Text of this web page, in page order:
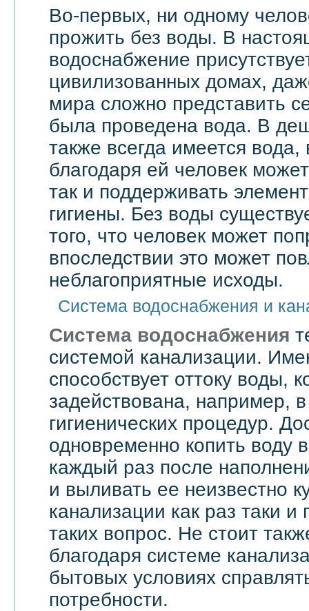
Во-первых, ни одному
прожить без воды. В
водоснабжение
цивилизованных домах,
мира сложно представить
была проведена вода. В
также всегда имеется
благодаря ей человек
так и поддерживать
гигиены. Без воды
того, что человек может
впоследствии это может
неблагоприятные исходы.
Система водоснабжения и
Система водоснабжения
системой канализации.
способствует оттоку воды,
задействована, например,
гигиенических процедур.
одновременно копить воду
каждый раз после
и выливать ее неизвестно
канализации как раз таки и
таких вопрос. Не стоит
благодаря системе
бытовых условиях
потребности.